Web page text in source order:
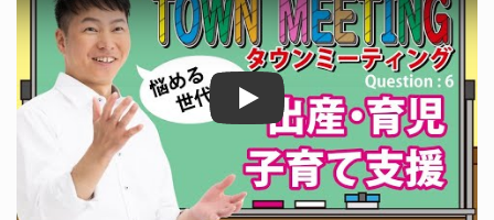
・・・・・・・・・・・・・・・・・・・・・・・・
★チャンネル登録はこちら 年金・社会保険等に
関わる話をお見逃しなく🍀 https://bit.ly/2ANTAj
1
・・・・・・・・・・・・・・・・・・・・・・・・
【楽曲提供】 ★DOVA-SYNDROMEhttps://dov
a-s.jp/ ★魔王魂 https://maou.audio/★効果音ラ
https://soundeffect-lab.info/